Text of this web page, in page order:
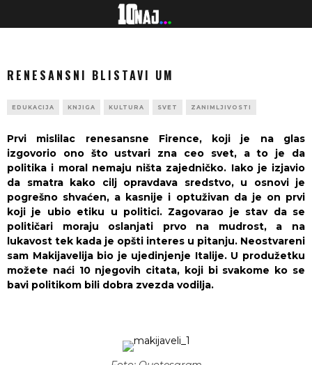
RENESANSNI BLISTAVI UM
EDUKACIJA KNJIGA KULTURA SVET ZANIMLJIVOSTI
Prvi mislilac renesansne Firence, koji je na glas
izgovorio ono što ustvari zna ceo svet, a to je da
politika i moral nemaju ništa zajedničko. Iako je izjavio
da smatra kako cilj opravdava sredstvo, u osnovi je
pogrešno shvaćen, a kasnije i optuživan da je on prvi
koji je ubio etiku u politici. Zagovarao je stav da se
političari moraju oslanjati prvo na mudrost, a na
lukavost tek kada je opšti interes u pitanju. Neostvareni
sam Makijavelija bio je ujedinjenje Italije. U produžetku
možete naći 10 njegovih citata, koji bi svakome ko se
bavi politikom bili dobra zvezda vodilja.